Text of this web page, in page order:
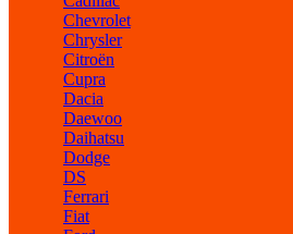
Chevrolet
Chrysler
Citroën
Cupra
Dacia
Daewoo
Daihatsu
Dodge
DS
Ferrari
Fiat